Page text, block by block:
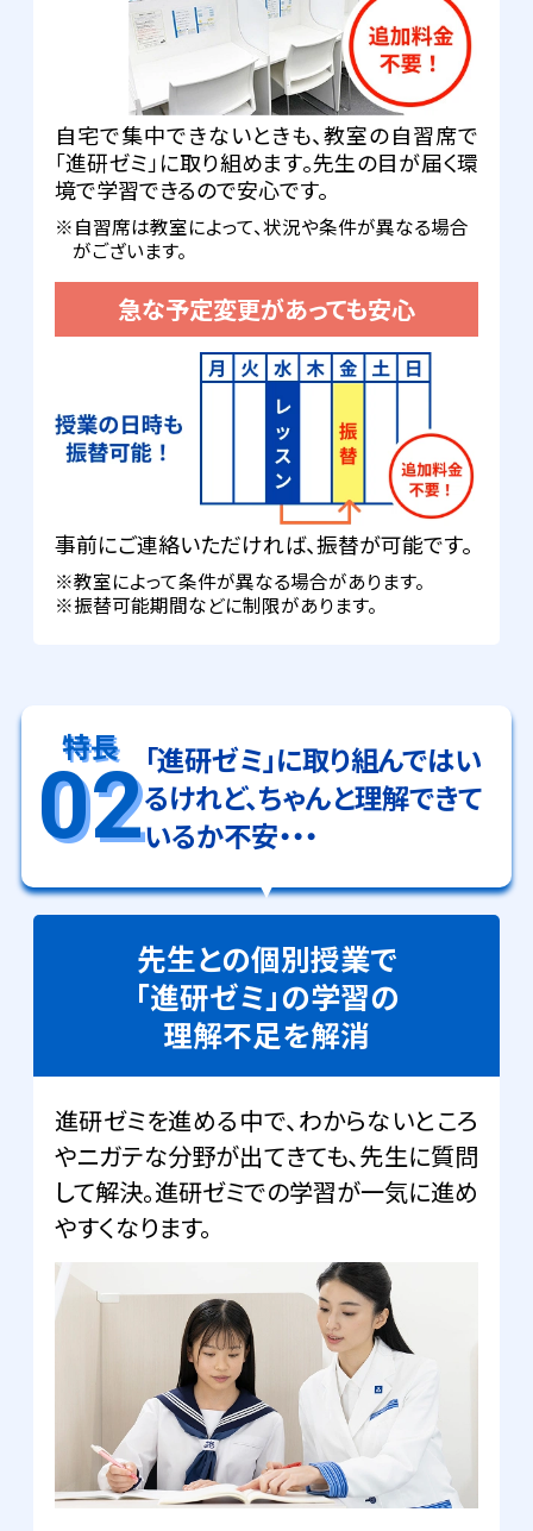
自宅で集中できないときも、教室の自習席で
「進研ゼミ」に取り組めます。先生の目が届く環
境で学習できるので安心です。
※自習席は教室によって、状況や条件が異なる場合
がございます。
急な予定変更があっても安心
事前にご連絡いただければ、振替が可能です。
※教室によって条件が異なる場合があります。
※振替可能期間などに制限があります。
特長
02「進研ゼミ」に取り組んではい
るけれど、ちゃんと理解できて
いるか不安・・・
先生との個別授業で
「進研ゼミ」の学習の
理解不足を解消
進研ゼミを進める中で、わからないところ
やニガテな分野が出てきても、先生に質問
して解決。進研ゼミでの学習が一気に進め
やすくなります。